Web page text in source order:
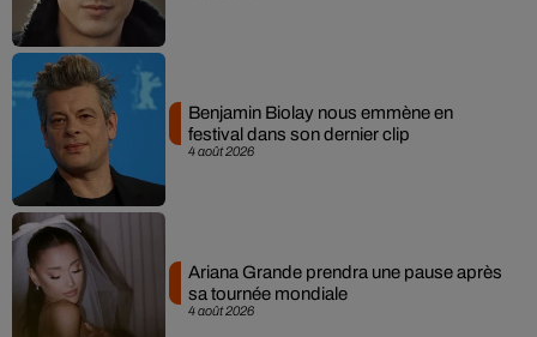
4 août 2026
Benjamin Biolay nous emmène en
festival dans son dernier clip
4 août 2026
Ariana Grande prendra une pause après
sa tournée mondiale